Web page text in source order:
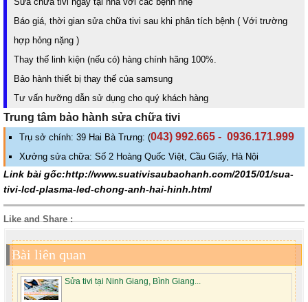
Báo giá, thời gian sửa chữa tivi sau khi phân tích bệnh ( Với trường
hợp hỏng nặng )
Thay thế linh kiện (nếu có) hàng chính hãng 100%.
Bảo hành thiết bị thay thế của samsung
Tư vấn hưỡng dẫn sử dụng cho quý khách hàng
Trung tâm bảo hành sửa chữa tivi
Trụ sở chính: 39 Hai Bà Trưng: (043) 992.665 - 0936.171.999
Xưởng sửa chữa: Số 2 Hoàng Quốc Việt, Cầu Giấy, Hà Nội
Link bài gốc:http://www.suativisaubaohanh.com/2015/01/sua-
tivi-lcd-plasma-led-chong-anh-hai-hinh.html
Like and Share :
Bài liên quan
Sửa tivi tại Ninh Giang, Bình Giang...